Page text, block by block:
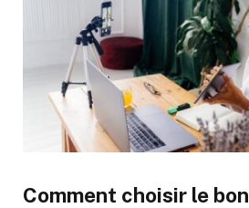
Comment choisir le